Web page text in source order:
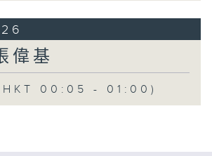
偉基
00:05 - 01:00)